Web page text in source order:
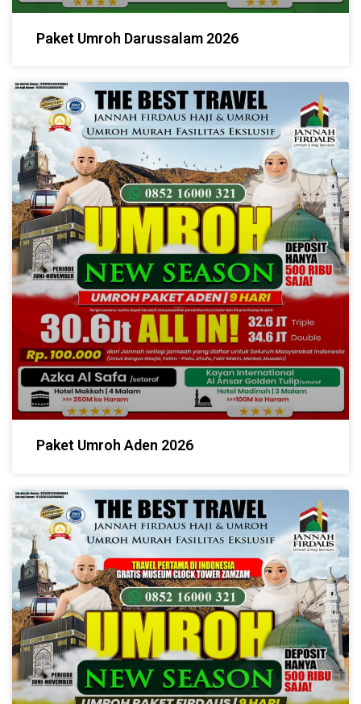
Paket Umroh Darussalam 2026
Paket Umroh Aden 2026